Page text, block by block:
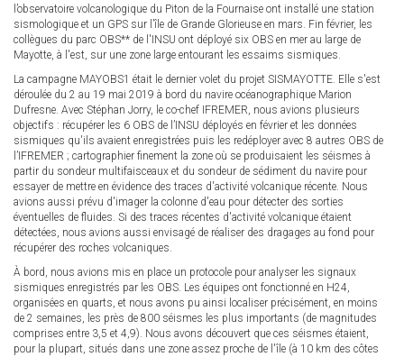
l’observatoire volcanologique du Piton de la Fournaise ont installé une station
sismologique et un GPS sur l’île de Grande Glorieuse en mars. Fin février, les
collègues du parc OBS** de l'INSU ont déployé six OBS en mer au large de
Mayotte, à l'est, sur une zone large entourant les essaims sismiques.
La campagne MAYOBS1 était le dernier volet du projet SISMAYOTTE. Elle s'est
déroulée du 2 au 19 mai 2019 à bord du navire océanographique Marion
Dufresne. Avec Stéphan Jorry, le co-chef IFREMER, nous avions plusieurs
objectifs : récupérer les 6 OBS de l’INSU déployés en février et les données
sismiques qu'ils avaient enregistrées puis les redéployer avec 8 autres OBS de
l’IFREMER ; cartographier finement la zone où se produisaient les séismes à
partir du sondeur multifaisceaux et du sondeur de sédiment du navire pour
essayer de mettre en évidence des traces d'activité volcanique récente. Nous
avions aussi prévu d'imager la colonne d'eau pour détecter des sorties
éventuelles de fluides. Si des traces récentes d'activité volcanique étaient
détectées, nous avions aussi envisagé de réaliser des dragages au fond pour
récupérer des roches volcaniques.
À bord, nous avions mis en place un protocole pour analyser les signaux
sismiques enregistrés par les OBS. Les équipes ont fonctionné en H24,
organisées en quarts, et nous avons pu ainsi localiser précisément, en moins
de 2 semaines, les près de 800 séismes les plus importants (de magnitudes
comprises entre 3,5 et 4,9). Nous avons découvert que ces séismes étaient,
pour la plupart, situés dans une zone assez proche de l'île (à 10 km des côtes